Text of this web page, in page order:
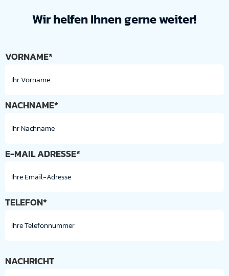
Wir helfen Ihnen gerne weiter!
VORNAME*
NACHNAME*
E-MAIL ADRESSE*
TELEFON*
NACHRICHT